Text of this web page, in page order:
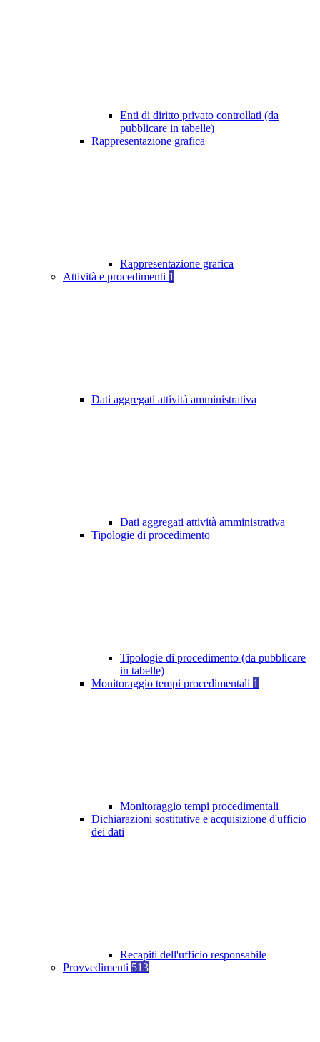
Enti di diritto privato controllati (da
pubblicare in tabelle)
Rappresentazione grafica
Rappresentazione grafica
Attività e procedimenti 1
Dati aggregati attività amministrativa
Dati aggregati attività amministrativa
Tipologie di procedimento
Tipologie di procedimento (da pubblicare
in tabelle)
Monitoraggio tempi procedimentali 1
Monitoraggio tempi procedimentali
Dichiarazioni sostitutive e acquisizione d'ufficio
dei dati
Recapiti dell'ufficio responsabile
Provvedimenti 513